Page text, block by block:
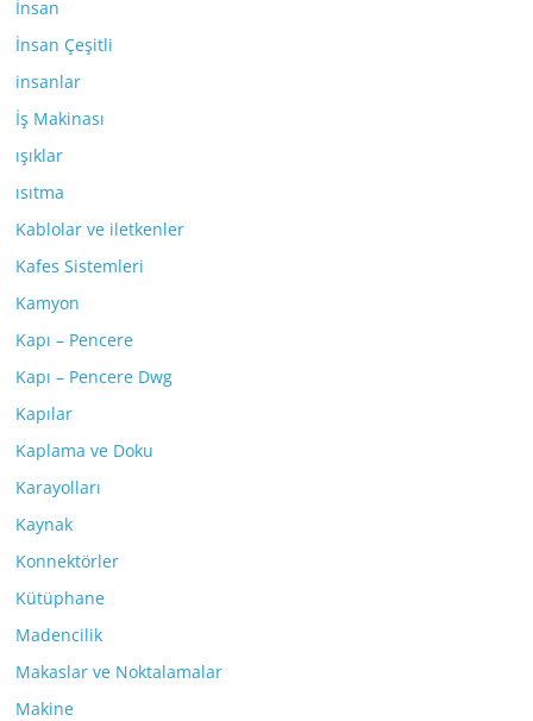
İnsan
İnsan Çeşitli
insanlar
İş Makinası
ışıklar
ısıtma
Kablolar ve iletkenler
Kafes Sistemleri
Kamyon
Kapı – Pencere
Kapı – Pencere Dwg
Kapılar
Kaplama ve Doku
Karayolları
Kaynak
Konnektörler
Kütüphane
Madencilik
Makaslar ve Noktalamalar
Makine